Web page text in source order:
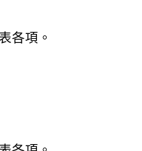
各項。